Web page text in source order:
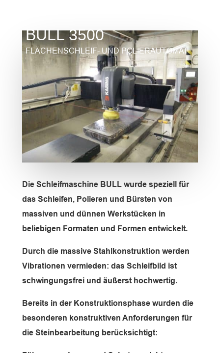
BULL 3500
FLÄCHENSCHLEIF- UND POLIERAUTOMAT
Die Schleifmaschine BULL wurde speziell für
das Schleifen, Polieren und Bürsten von
massiven und dünnen Werkstücken in
beliebigen Formaten und Formen entwickelt.
Durch die massive Stahlkonstruktion werden
Vibrationen vermieden: das Schleifbild ist
schwingungsfrei und äußerst hochwertig.
Bereits in der Konstruktionsphase wurden die
besonderen konstruktiven Anforderungen für
die Steinbearbeitung berücksichtigt: